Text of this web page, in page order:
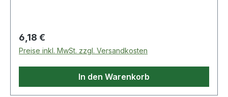
Regulärer Preis:
6,18 €
Preise inkl. MwSt. zzgl. Versandkosten
In den Warenkorb